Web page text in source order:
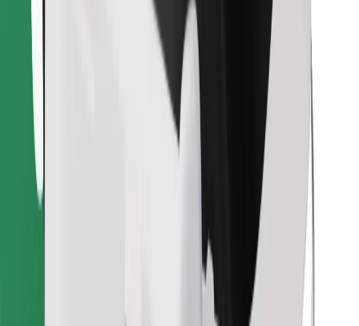
Saņem braucienu minūšu laikā!
Lejupielādē Bolt lietotni
Atrodi savas mīļākās maltītes!
Lejupielādē Bolt Food lietotni